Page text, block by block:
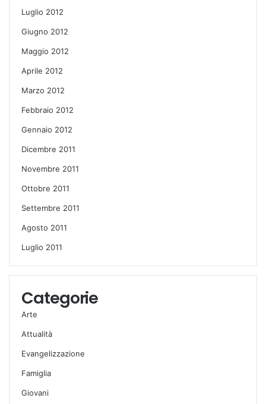
Luglio 2012
Giugno 2012
Maggio 2012
Aprile 2012
Marzo 2012
Febbraio 2012
Gennaio 2012
Dicembre 2011
Novembre 2011
Ottobre 2011
Settembre 2011
Agosto 2011
Luglio 2011
Categorie
Arte
Attualità
Evangelizzazione
Famiglia
Giovani